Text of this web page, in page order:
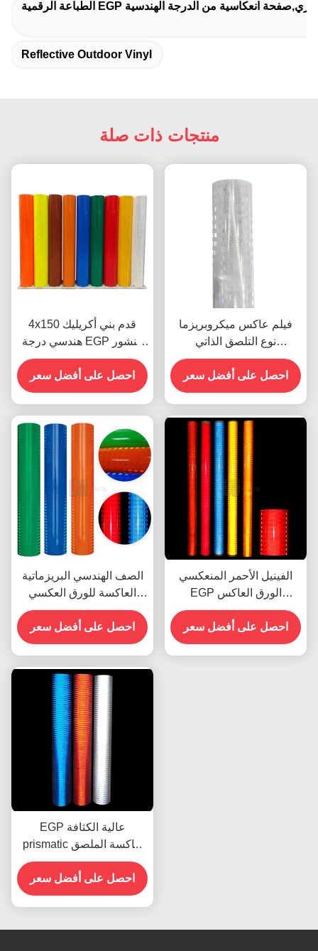
Reflective Outdoor Vinyl
منتجات ذات صلة
4x150 قدم بني أكريليك
هندسي درجة EGP منشور
عاكس للضوء فينيل لافتات
الطرق
احصل على أفضل سعر
فيلم عاكس ميكروبريزما
نوع التلصق الذاتي
الألومنيزيم Egp
احصل على أفضل سعر
الصف الهندسي البريزماتية
العاكسة للورق العكسي
لعلامات المرور
احصل على أفضل سعر
الفينيل الأحمر المنعكسي
EGP الورق العاكس
للطباعة UV للمذيب البيئي
احصل على أفضل سعر
EGP عالية الكثافة
prismatic عاكسة الملصق
الفينيل الصفحة فيلم المواد
احصل على أفضل سعر